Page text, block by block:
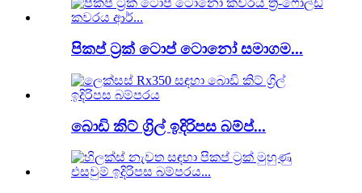
පිකප් ට්‍රක් ටොප් ටොනෝ සමාගම...
බොඩි කිට් ග්‍රිල් ඉදිරිපස බම්ප්...